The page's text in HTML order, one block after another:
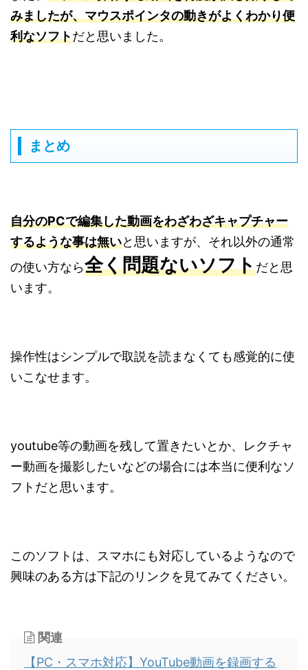
みましたが、マウスポインタの動きがよくわかり便
利なソフトだと思いました。
まとめ
自分のPCで編集した動画をわざわざキャプチャー
するような事は無いと思いますが、それ以外の通常
の使い方なら全く問題ないソフトだと思
います。
操作性はシンプルで取説を読まなくても感覚的に使
いこなせます。
youtube等の動画を残して置きたいとか、レクチャ
ー動画を撮影したいなどの場合には本当に便利なソ
フトだと思います。
このソフトは、スマホにも対応しているようなので
興味のある方は下記のリンクを見てみてください。
関連
【PC・スマホ対応】YouTube動画を録画する